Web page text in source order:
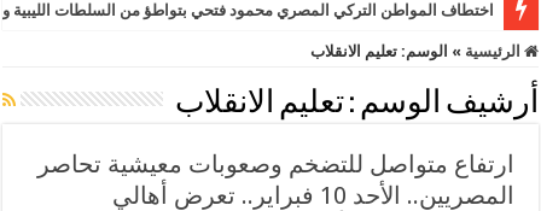
اختطاف المواطن التركي المصري محمود فتحي بتواطؤ من السلطات
الرئيسية » الوسم: تعليم الانقلاب
أرشيف الوسم :تعليم الانقلاب
ارتفاع متواصل للتضخم وصعوبات معيشية تحاصر
المصريين.. الأحد 10 فبراير.. تعرض أهالي